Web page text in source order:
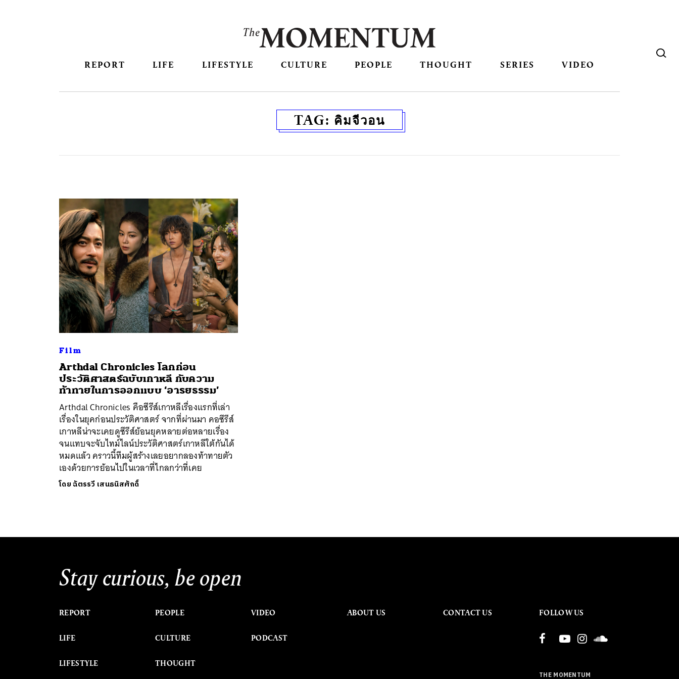
REPORT LIFE LIFESTYLE CULTURE PEOPLE THOUGHT SERIES VIDEO
TAG: คิมจีวอน
Film
Arthdal Chronicles โลกก่อน
ประวัติศาสตร์ฉบับเกาหลี กับความ
ท้าทายในการออกแบบ ‘อารยธรรม’
Arthdal Chronicles คือซีรีส์เกาหลีเรื่องแรกที่เล่า
เรื่องในยุคก่อนประวัติศาสตร์ จากที่ผ่านมา คอซีรีส์
เกาหลีน่าจะเคยดูซีรีส์ย้อนยุคหลายต่อหลายเรื่อง
จนแทบจะจับไทม์ไลน์ประวัติศาสตร์เกาหลีใต้กันได้
หมดแล้ว คราวนี้ทีมผู้สร้างเลยอยากลองท้าทายตัว
เองด้วยการย้อนไปในเวลาที่ไกลกว่าที่เคย
โดยฉัตรรวี เสนธนิสศักดิ์
Stay curious, be open
REPORT
LIFE
LIFESTYLE
PEOPLE
CULTURE
THOUGHT
VIDEO
PODCAST
ABOUT US CONTACT US FOLLOW US
THE MOMENTUM
ค้นหา